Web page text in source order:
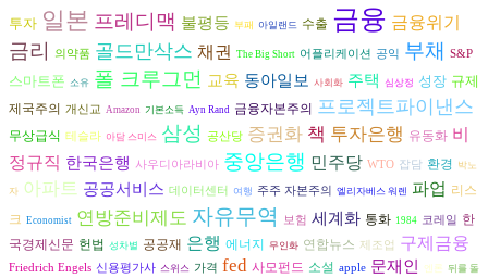
투자 일본 프레디맥 불평등 부패 아일랜드 수출 금융 금융위기
금리 의약품 골드만삭스 채권 The Big Short 어플리케이션 공익 부채 S&P
스마트폰 소유 폴 크루그먼 교육 동아일보 사회화 주택 심상정 성장 규제
제국주의 개신교 Amazon 기본소득 Ayn Rand 금융자본주의 프로젝트파이낸스
무상급식 테슬라 아담 스미스 삼성 공산당 증권화 책 투자은행 유동화 비
정규직 한국은행 사우디아라비아 중앙은행 민주당 WTO 잡담 환경 박노
자 아파트 공공서비스 데이터센터 여행 주주 자본주의 엘리자베스 워렌 파업 리스
크 Economist 연방준비제도 자유무역 보험 세계화 통화 1984 코레일
한
국경제신문 헌법 성차별 공공재 은행 에너지 무인화 연합뉴스 제조업 구제금융
Friedrich Engels 신용평가사 스위스 가격 fed 사모펀드 소설 apple 문재인 엔론 뒤를 돌